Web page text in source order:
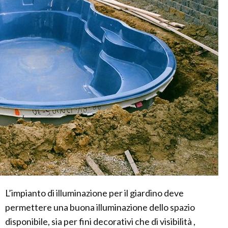
L’impianto di illuminazione per il giardino deve
permettere una buona illuminazione dello spazio
disponibile, sia per fini decorativi che di visibilità ,